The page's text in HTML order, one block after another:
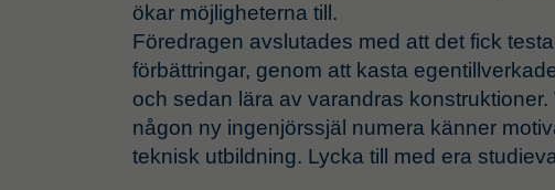
ökar möjligheterna till.
Föredragen avslutades med att det fick
förbättringar, genom att kasta
och sedan lära av varandras
någon ny ingenjörssjäl numera känner
teknisk utbildning. Lycka till med era